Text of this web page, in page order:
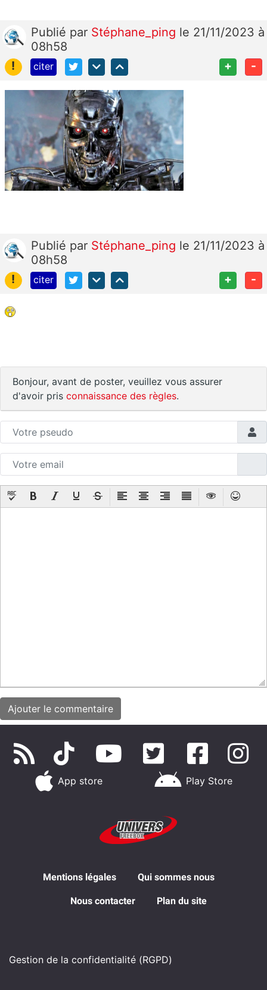
Publié par Stéphane_ping le 21/11/2023 à
08h58
!
citer + -
Publié par Stéphane_ping le 21/11/2023 à
08h58
!
citer + -
Bonjour, avant de poster, veuillez vous assurer
d'avoir pris connaissance des règles.
App store Play Store
Mentions légales Qui sommes nous
Nous contacter Plan du site
Gestion de la confidentialité (RGPD)